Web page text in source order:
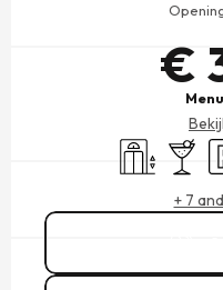
€
Lift Bar /
+ 7